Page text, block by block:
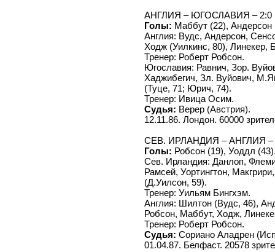
АНГЛИЯ – ЮГОСЛАВИЯ – 2:0
Голы: Маббут (22), Андерсон
Англия: Вудс, Андерсон,
Ходж (Уилкинс, 80), Линекер,
Тренер: Роберт Робсон.
Югославия: Равнич, Зор.
Хаджибегич, Зл. Вуйович,
(Туце, 71; Юрич, 74).
Тренер: Ивица Осим.
Судья: Верер (Австрия).
12.11.86. Лондон. 60000
СЕВ. ИРЛАНДИЯ – АНГЛИЯ –
Голы: Робсон (19), Уоддл
Сев. Ирландия: Данлоп,
Рамсей, Уортингтон,
(Д.Уилсон, 59).
Тренер: Уильям Бингхэм.
Англия: Шилтон (Вудс, 46),
Робсон, Маббут, Ходж,
Тренер: Роберт Робсон.
Судья: Сориано Аладрен
01.04.87. Белфаст. 20578